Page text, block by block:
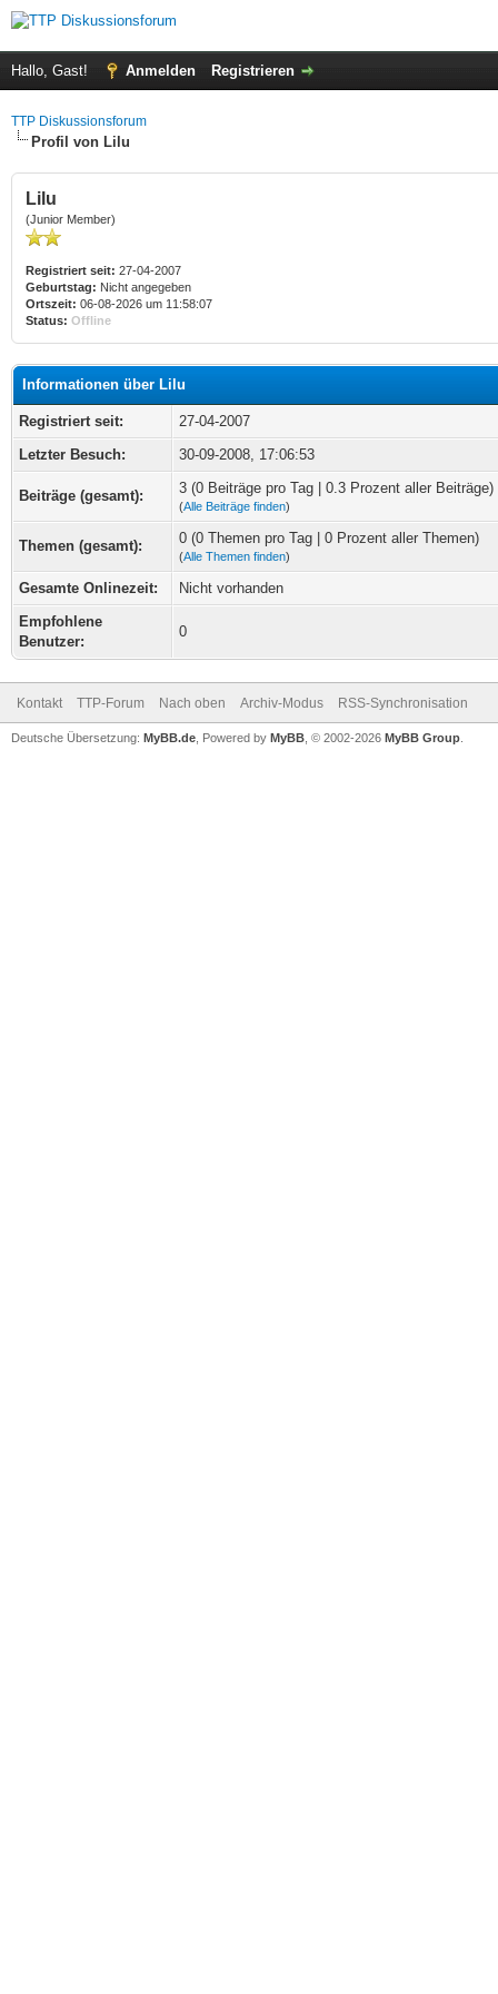
Hallo, Gast! Anmelden Registrieren
TTP Diskussionsforum
Profil von Lilu
Lilu
(Junior Member)
Registriert seit: 27-04-2007
Geburtstag: Nicht angegeben
Ortszeit: 06-08-2026 um 11:58:07
Status: Offline
Informationen über Lilu
Registriert seit:
27-04-2007
Letzter Besuch:
30-09-2008, 17:06:53
Beiträge (gesamt): 3 (0 Beiträge pro Tag | 0.3 Prozent aller Beiträge)
(Alle Beiträge finden)
Themen (gesamt): 0 (0 Themen pro Tag | 0 Prozent aller Themen)
(Alle Themen finden)
Gesamte Onlinezeit:
Nicht vorhanden
Empfohlene
Benutzer:
0
Kontakt TTP-Forum Nach oben Archiv-Modus RSS-Synchronisation
Deutsche Übersetzung: MyBB.de , Powered by MyBB , © 2002-2026 MyBB Group